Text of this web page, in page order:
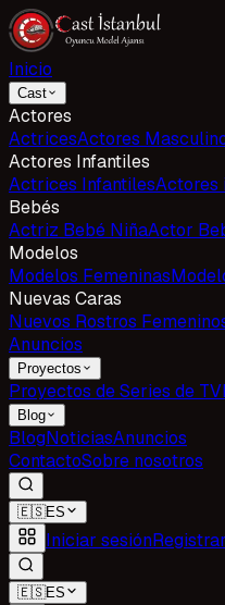
Inicio
Cast
Actores
ActricesActores
Actores Infantiles
Actrices InfantilesActores
Bebés
Actriz Bebé NiñaActor
Modelos
Modelos Femeninas
Nuevas Caras
Nuevos Rostros
Anuncios
Proyectos
Proyectos de Series de TV
Blog
BlogNoticiasAnuncios
ContactoSobre nosotros
🇪🇸ES
Iniciar sesión
🇪🇸ES